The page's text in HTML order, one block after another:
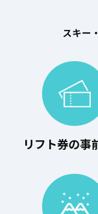
スキー
リフト券の事